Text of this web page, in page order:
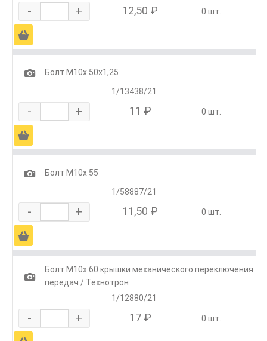
- + 12,50 ₽ 0 шт.
Ä
1
Болт М10х 50х1,25
1/13438/21
- + 11 ₽ 0 шт.
Ä
1
Болт М10х 55
1/58887/21
- + 11,50 ₽ 0 шт.
Ä
1
Болт М10х 60 крышки механического переключения
передач / Технотрон
1/12880/21
- + 17 ₽ 0 шт.